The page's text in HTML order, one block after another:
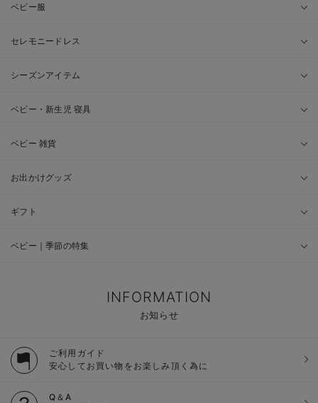
ベビー服
セレモニードレス
シーズンアイテム
ベビー・新生児 寝具
ベビー 雑貨
お出かけグッズ
ギフト
ベビー｜季節の特集
INFORMATION
お知らせ
ご利用ガイド
安心してお買い物をお楽しみ頂く為に
Q＆A